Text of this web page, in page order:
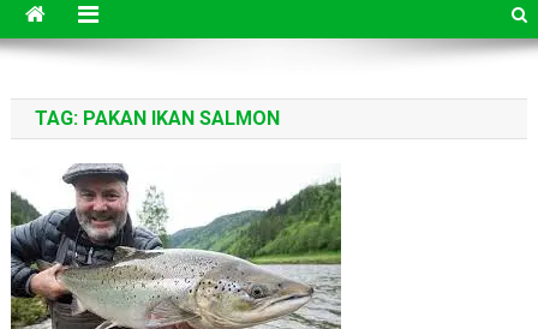
TAG: PAKAN IKAN SALMON